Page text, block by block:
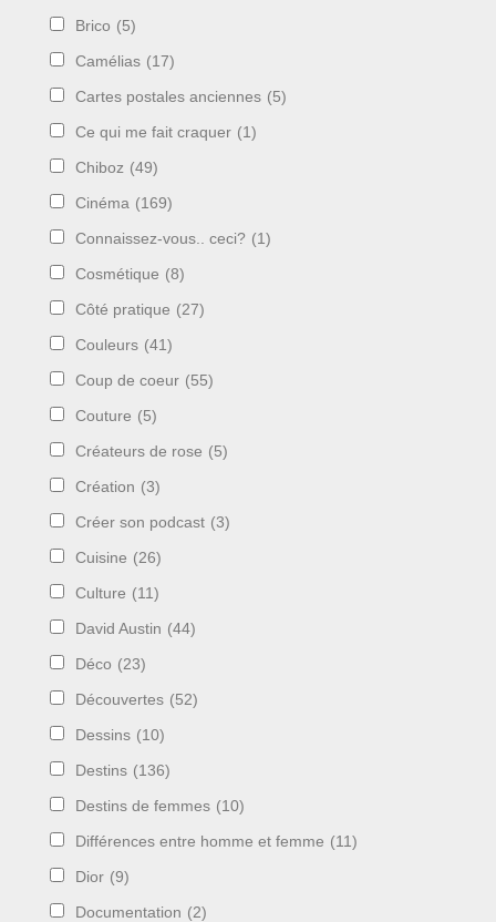
Brico (5)
Camélias (17)
Cartes postales anciennes (5)
Ce qui me fait craquer (1)
Chiboz (49)
Cinéma (169)
Connaissez-vous.. ceci? (1)
Cosmétique (8)
Côté pratique (27)
Couleurs (41)
Coup de coeur (55)
Couture (5)
Créateurs de rose (5)
Création (3)
Créer son podcast (3)
Cuisine (26)
Culture (11)
David Austin (44)
Déco (23)
Découvertes (52)
Dessins (10)
Destins (136)
Destins de femmes (10)
Différences entre homme et femme (11)
Dior (9)
Documentation (2)